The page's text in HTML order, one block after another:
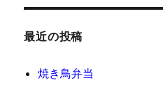
最近の投稿
焼き鳥弁当